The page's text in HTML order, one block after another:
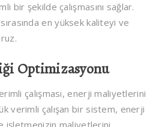
bir şekilde çalışmasını sağlar.
en yüksek kaliteyi ve
Optimizasyonu
çalışması, enerji maliyetlerini
verimli çalışan bir sistem, enerji